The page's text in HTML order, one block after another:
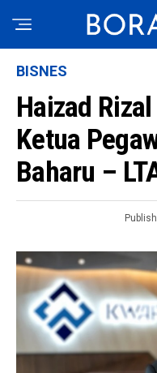
BISNES
Haizad
Ketua
Baharu –